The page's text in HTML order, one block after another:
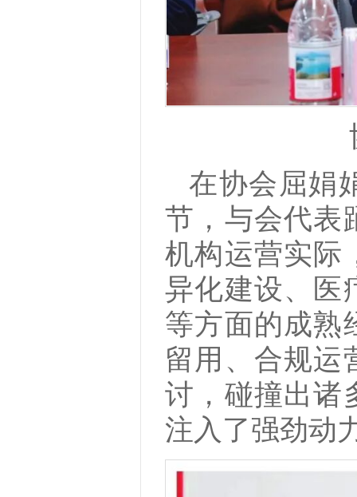
在协会屈娟
节，与会代表
机构运营实际
异化建设、医
等方面的成熟
留用、合规运
讨，碰撞出诸
注入了强劲动